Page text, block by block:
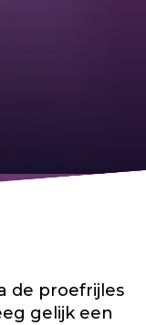
de proefrijles
gelijk een